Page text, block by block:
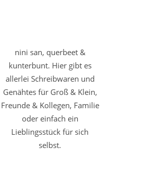
nini san, querbeet &
kunterbunt. Hier gibt es
allerlei Schreibwaren und
Genähtes für Groß & Klein,
Freunde & Kollegen, Familie
oder einfach ein
Lieblingsstück für sich
selbst.